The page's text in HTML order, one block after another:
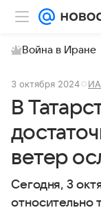
Война в Иране
3 октября 2024
В
ветер
Сегодня, 3
относительно